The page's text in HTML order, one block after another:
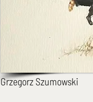
Grzegorz Szumowski